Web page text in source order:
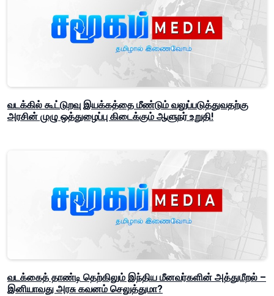
வடக்கில் கூட்டுறவு இயக்கத்தை மீண்டும் வலுப்படுத்துவதற்கு
அரசின் முழு ஒத்துழைப்பு கிடைக்கும் ஆளுநர் உறுதி!
வடக்கைத் தாண்டி தெற்கிலும் இந்திய மீனவர்களின் அத்துமீறல் –
இனியாவது அரசு கவனம் செலுத்துமா?